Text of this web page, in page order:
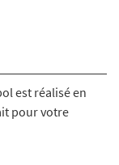
est réalisé en
pour votre